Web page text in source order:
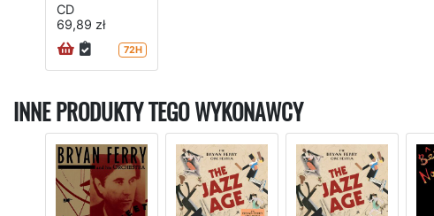
CD
69,89 zł
72H
INNE PRODUKTY TEGO WYKONAWCY